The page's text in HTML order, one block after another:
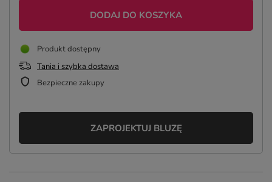
DODAJ DO KOSZYKA
Produkt dostępny
Tania i szybka dostawa
Bezpieczne zakupy
ZAPROJEKTUJ BLUZĘ